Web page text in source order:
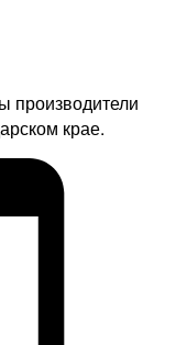
производители
крае.